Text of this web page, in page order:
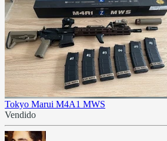
Tokyo Marui M4A1 MWS
Vendido